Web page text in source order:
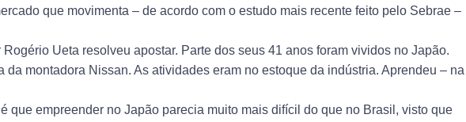
que movimenta – de acordo com o estudo mais recente feito pelo Sebrae –
Ueta resolveu apostar. Parte dos seus 41 anos foram vividos no Japão.
da montadora Nissan. As atividades eram no estoque da indústria. Aprendeu – na
que empreender no Japão parecia muito mais difícil do que no Brasil, visto que